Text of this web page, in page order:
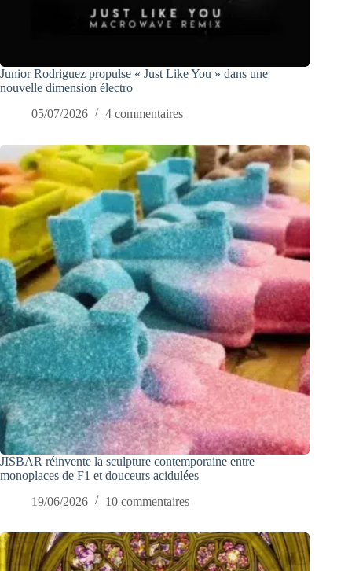
Junior Rodriguez propulse « Just Like You » dans une
nouvelle dimension électro
05/07/2026
4 commentaires
JISBAR réinvente la sculpture contemporaine entre
monoplaces de F1 et douceurs acidulées
19/06/2026
10 commentaires